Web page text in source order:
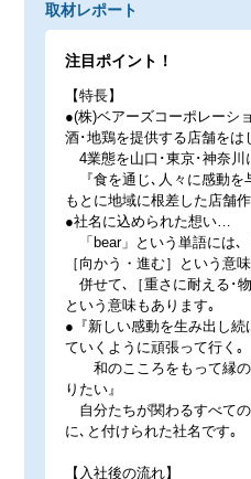
取材レポート
注目ポイント！
【特長】
●(株)ベアーズコーポレーシ
酒･地鶏を提供する店舗をは
4業態を山口･東京･神奈川
『食を通じ､人々に感動を
もとに地域に根差した店舗
●社名に込められた想い…
「bear」という単語には､
［向かう・進む］という意
併せて､［重さに耐える･
という意味もあります｡
●『新しい感動を生み出し
ていくように頑張って行く｡
和のこころをもって縁の
りたい』
自分たちが関わるすべて
に､と付けられた社名です｡
【入社後の流れ】